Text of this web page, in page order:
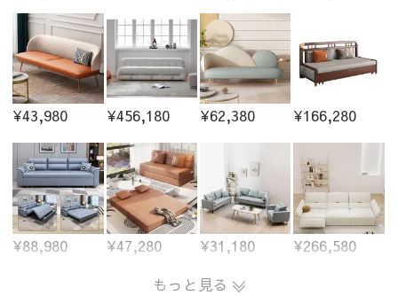
¥43,980 ¥456,180 ¥62,380 ¥166,280
¥88,980 ¥47,280 ¥31,180
¥266,580
もっと見る